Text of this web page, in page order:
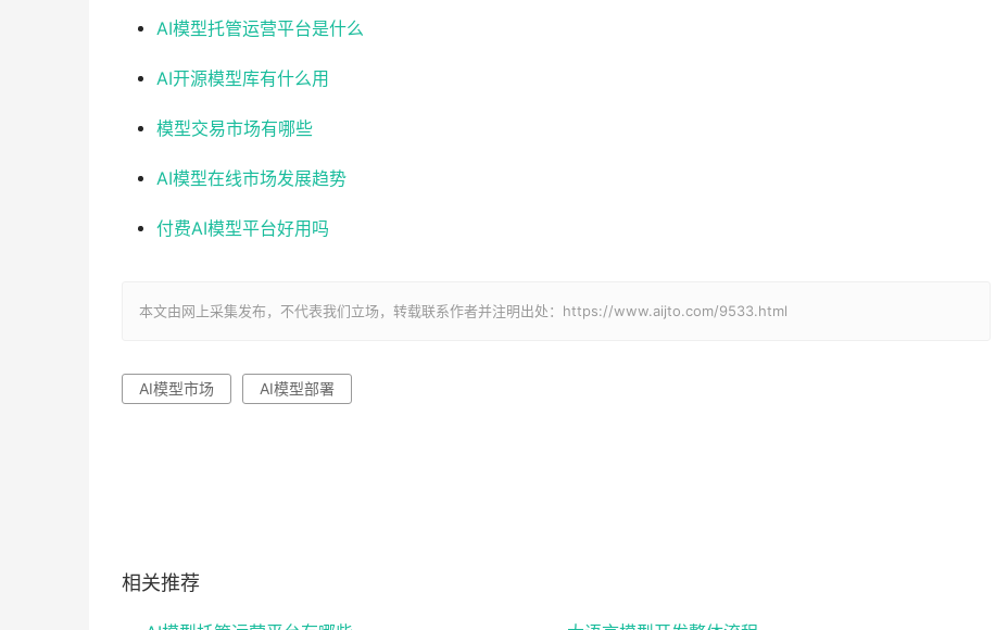
AI模型托管运营平台是什么
AI开源模型库有什么用
模型交易市场有哪些
AI模型在线市场发展趋势
付费AI模型平台好用吗
本文由网上采集发布，不代表我们立场，转载联系作者并注明出处：https://www.aijto.com/9533.html
AI模型市场 AI模型部署
相关推荐